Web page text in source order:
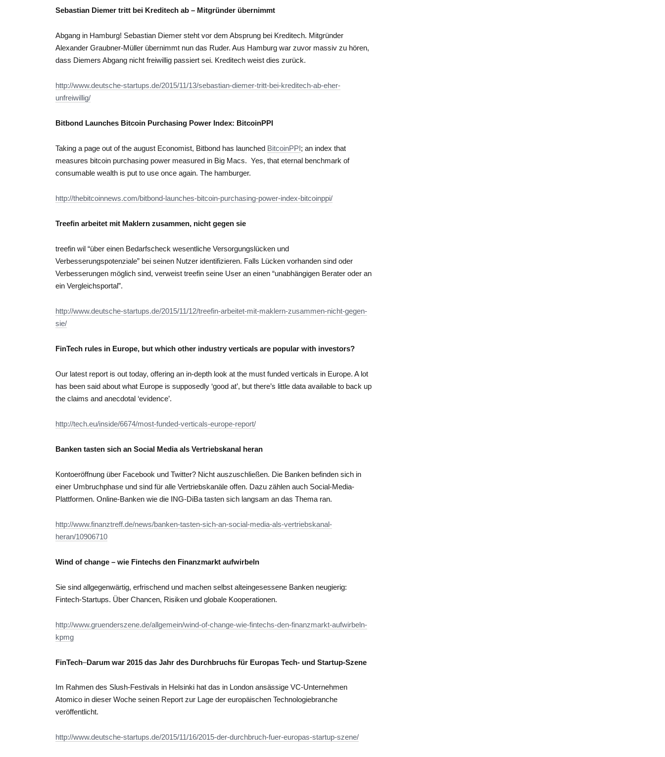
Sebastian Diemer tritt bei Kreditech ab – Mitgründer übernimmt
Abgang in Hamburg! Sebastian Diemer steht vor dem Absprung bei Kreditech. Mitgründer
Alexander Graubner-Müller übernimmt nun das Ruder. Aus Hamburg war zuvor massiv zu hören,
dass Diemers Abgang nicht freiwillig passiert sei. Kreditech weist dies zurück.
http://www.deutsche-startups.de/2015/11/13/sebastian-diemer-tritt-bei-kreditech-ab-eher-
unfreiwillig/
Bitbond Launches Bitcoin Purchasing Power Index: BitcoinPPI
Taking a page out of the august Economist, Bitbond has launched BitcoinPPI; an index that
measures bitcoin purchasing power measured in Big Macs. Yes, that eternal benchmark of
consumable wealth is put to use once again. The hamburger.
http://thebitcoinnews.com/bitbond-launches-bitcoin-purchasing-power-index-bitcoinppi/
Treefin arbeitet mit Maklern zusammen, nicht gegen sie
treefin wil “über einen Bedarfscheck wesentliche Versorgungslücken und
Verbesserungspotenziale” bei seinen Nutzer identifizieren. Falls Lücken vorhanden sind oder
Verbesserungen möglich sind, verweist treefin seine User an einen “unabhängigen Berater oder an
ein Vergleichsportal”.
http://www.deutsche-startups.de/2015/11/12/treefin-arbeitet-mit-maklern-zusammen-nicht-gegen-
sie/
FinTech rules in Europe, but which other industry verticals are popular with investors?
Our latest report is out today, offering an in-depth look at the must funded verticals in Europe. A lot
has been said about what Europe is supposedly ‘good at’, but there’s little data available to back up
the claims and anecdotal ‘evidence’.
http://tech.eu/inside/6674/most-funded-verticals-europe-report/
Banken tasten sich an Social Media als Vertriebskanal heran
Kontoeröffnung über Facebook und Twitter? Nicht auszuschließen. Die Banken befinden sich in
einer Umbruchphase und sind für alle Vertriebskanäle offen. Dazu zählen auch Social-Media-
Plattformen. Online-Banken wie die ING-DiBa tasten sich langsam an das Thema ran.
http://www.finanztreff.de/news/banken-tasten-sich-an-social-media-als-vertriebskanal-
heran/10906710
Wind of change – wie Fintechs den Finanzmarkt aufwirbeln
Sie sind allgegenwärtig, erfrischend und machen selbst alteingesessene Banken neugierig:
Fintech-Startups. Über Chancen, Risiken und globale Kooperationen.
http://www.gruenderszene.de/allgemein/wind-of-change-wie-fintechs-den-finanzmarkt-aufwirbeln-
kpmg
FinTech–Darum war 2015 das Jahr des Durchbruchs für Europas Tech- und Startup-Szene
Im Rahmen des Slush-Festivals in Helsinki hat das in London ansässige VC-Unternehmen
Atomico in dieser Woche seinen Report zur Lage der europäischen Technologiebranche
veröffentlicht.
http://www.deutsche-startups.de/2015/11/16/2015-der-durchbruch-fuer-europas-startup-szene/